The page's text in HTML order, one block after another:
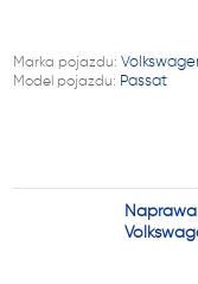
Marka pojazdu:
Model pojazdu: Passat